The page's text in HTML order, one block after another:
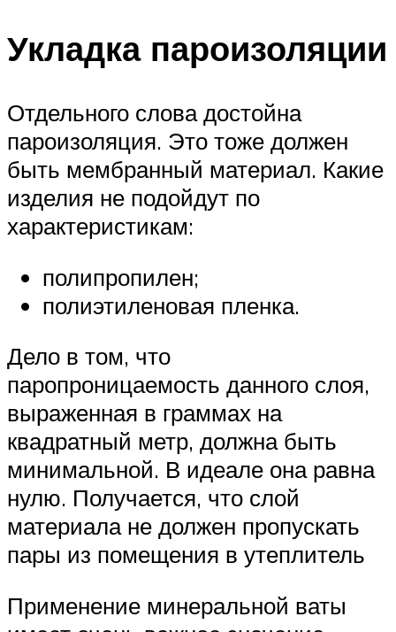
Укладка пароизоляции
Отдельного слова достойна
пароизоляция. Это тоже должен
быть мембранный материал. Какие
изделия не подойдут по
характеристикам:
полипропилен;
полиэтиленовая пленка.
Дело в том, что
паропроницаемость данного слоя,
выраженная в граммах на
квадратный метр, должна быть
минимальной. В идеале она равна
нулю. Получается, что слой
материала не должен пропускать
пары из помещения в утеплитель
Применение минеральной ваты